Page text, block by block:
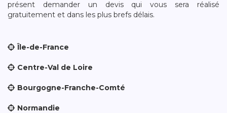
présent demander un devis qui vous sera réalisé
gratuitement et dans les plus brefs délais.
Île-de-France
Centre-Val de Loire
Bourgogne-Franche-Comté
Normandie